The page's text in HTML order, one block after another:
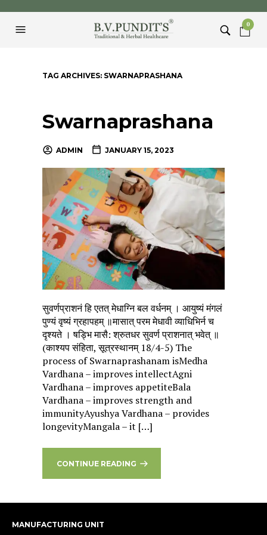
0
TAG ARCHIVES: SWARNAPRASHANA
Swarnaprashana
ADMIN JANUARY 15, 2023
सुवर्णप्राशनं हि एतत् मेधाग्नि बल वर्धनम् । आयुष्यं मंगलं
पुण्यं वृष्यं ग्रहापहम् ॥मासात् परम मेधावी व्याधिभिर्न च
दृश्यते । षड्भि मासै: श्रुतधर सुवर्ण प्राशनात् भवेत् ॥
(काश्यप संहिता, सूत्रस्थानम् 18/4-5) The
process of Swarnaprashanam isMedha
Vardhana – improves intellectAgni
Vardhana – improves appetiteBala
Vardhana – improves strength and
immunityAyushya Vardhana – provides
longevityMangala – it […]
CONTINUE READING
MANUFACTURING UNIT